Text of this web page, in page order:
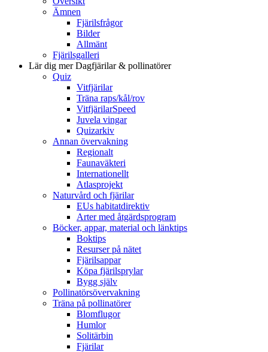
Ämnen
Fjärilsfrågor
Bilder
Allmänt
Fjärilsgalleri
Lär dig merDagfjärilar & pollinatörer
Quiz
Vitfjärilar
Träna raps/kål/rov
VitfjärilarSpeed
Juvela vingar
Quizarkiv
Annan övervakning
Regionalt
Faunaväkteri
Internationellt
Atlasprojekt
Naturvård och fjärilar
EUs habitatdirektiv
Arter med åtgärdsprogram
Böcker, appar, material och länktips
Boktips
Resurser på nätet
Fjärilsappar
Köpa fjärilsprylar
Bygg själv
Pollinatörsövervakning
Träna på pollinatörer
Blomflugor
Humlor
Solitärbin
Fjärilar